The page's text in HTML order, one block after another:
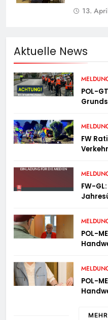
13.
Aktuelle News
POL-
FW
FW-
POL-
POL-